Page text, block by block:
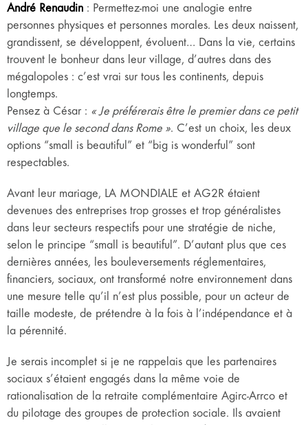
André Renaudin : Permettez-moi une analogie entre
personnes physiques et personnes morales. Les deux naissent,
grandissent, se développent, évoluent… Dans la vie, certains
trouvent le bonheur dans leur village, d’autres dans des
mégalopoles : c’est vrai sur tous les continents, depuis
longtemps.
Pensez à César : « Je préférerais être le premier dans ce petit
village que le second dans Rome ». C’est un choix, les deux
options “small is beautiful” et “big is wonderful” sont
respectables.
Avant leur mariage, LA MONDIALE et AG2R étaient
devenues des entreprises trop grosses et trop généralistes
dans leur secteurs respectifs pour une stratégie de niche,
selon le principe “small is beautiful”. D’autant plus que ces
dernières années, les bouleversements réglementaires,
financiers, sociaux, ont transformé notre environnement dans
une mesure telle qu’il n’est plus possible, pour un acteur de
taille modeste, de prétendre à la fois à l’indépendance et à
la pérennité.
Je serais incomplet si je ne rappelais que les partenaires
sociaux s’étaient engagés dans la même voie de
rationalisation de la retraite complémentaire Agirc-Arrco et
du pilotage des groupes de protection sociale. Ils avaient